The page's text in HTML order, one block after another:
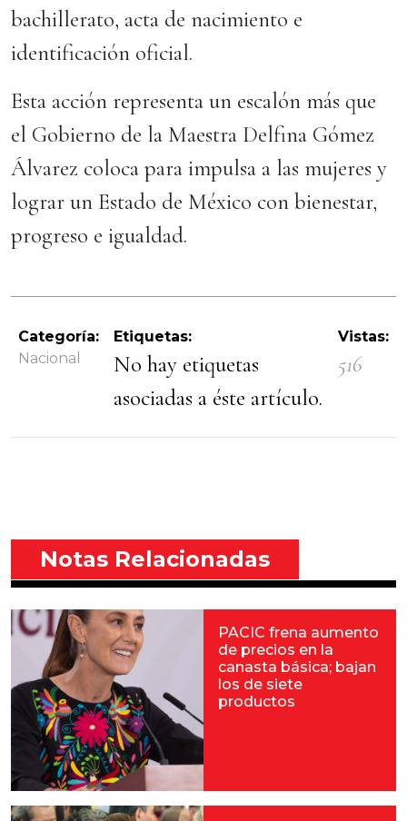
bachillerato, acta de nacimiento e
identificación oficial.
Esta acción representa un escalón más que
el Gobierno de la Maestra Delfina Gómez
Álvarez coloca para impulsa a las mujeres y
lograr un Estado de México con bienestar,
progreso e igualdad.
Categoría:
Nacional
Etiquetas:
No hay etiquetas
asociadas a éste artículo.
Vistas:
516
Notas Relacionadas
PACIC frena aumento
de precios en la
canasta básica; bajan
los de siete
productos